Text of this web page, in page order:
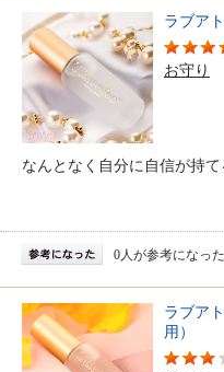
ラブア
お守り
なんとなく自分に自信が持て
0人が参考になっ
ラブア
用）